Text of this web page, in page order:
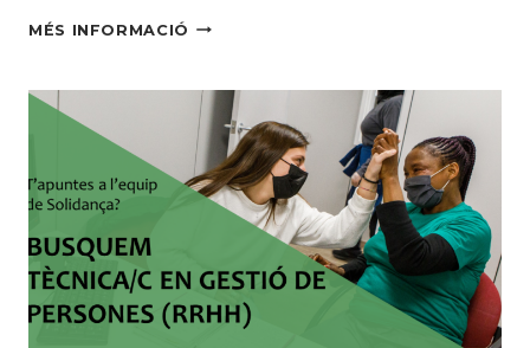
MÉS INFORMACIÓ SANT
PEL
PROGRAMA
ROBA
AMIGA/SOLIDANÇA
PER
DEL
RESIDU